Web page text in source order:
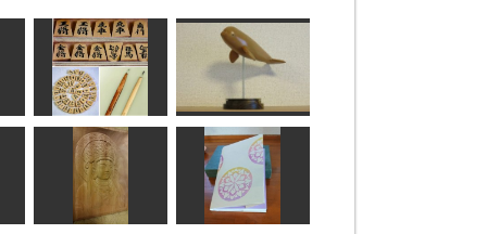
将棋駒
工房藤棚
ベルーガ
矢野っち